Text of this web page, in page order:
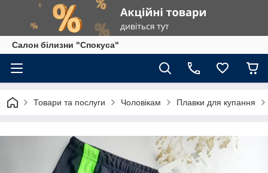
Салон білизни "Спокуса"
Товари та послуги Чоловікам Плавки для купання